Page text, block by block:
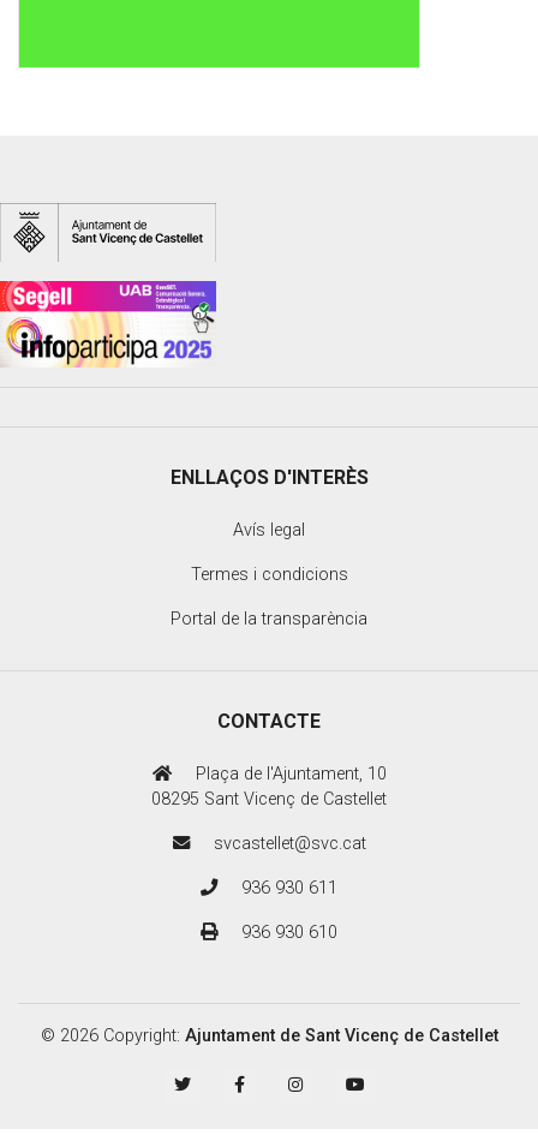
ENLLAÇOS D'INTERÈS
Avís legal
Termes i condicions
Portal de la transparència
CONTACTE
Plaça de l'Ajuntament, 10
08295 Sant Vicenç de Castellet
svcastellet@svc.cat
936 930 611
936 930 610
© 2026 Copyright: Ajuntament de Sant Vicenç de Castellet